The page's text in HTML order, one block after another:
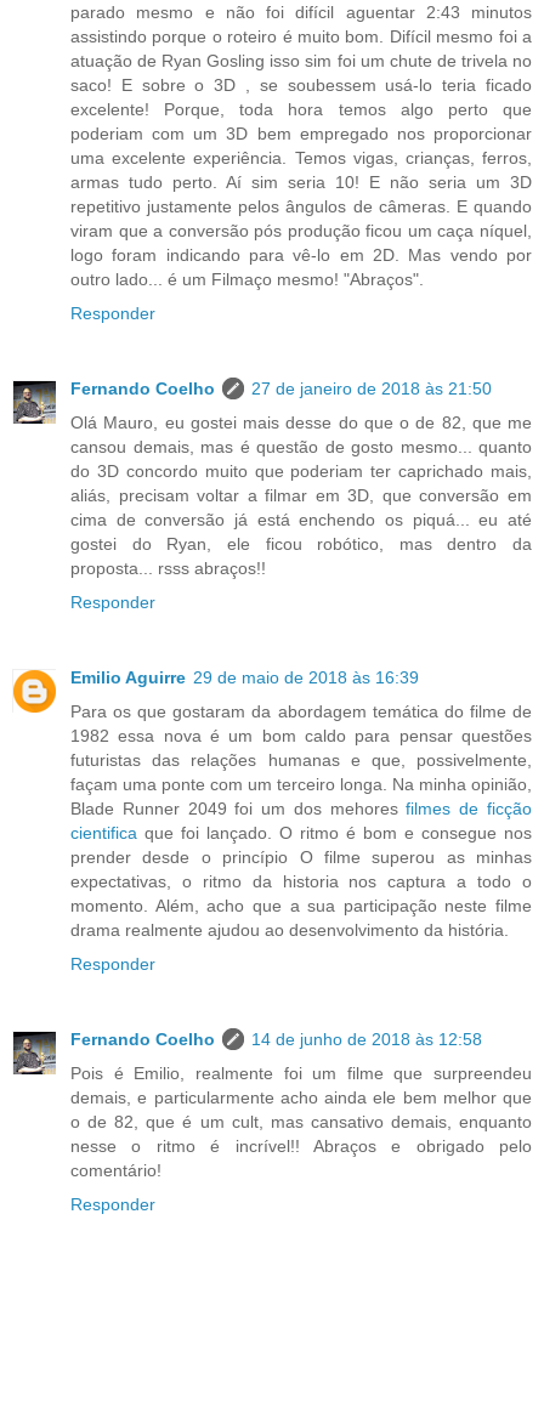
parado mesmo e não foi difícil aguentar 2:43 minutos
assistindo porque o roteiro é muito bom. Difícil mesmo foi a
atuação de Ryan Gosling isso sim foi um chute de trivela no
saco! E sobre o 3D , se soubessem usá-lo teria ficado
excelente! Porque, toda hora temos algo perto que
poderiam com um 3D bem empregado nos proporcionar
uma excelente experiência. Temos vigas, crianças, ferros,
armas tudo perto. Aí sim seria 10! E não seria um 3D
repetitivo justamente pelos ângulos de câmeras. E quando
viram que a conversão pós produção ficou um caça níquel,
logo foram indicando para vê-lo em 2D. Mas vendo por
outro lado... é um Filmaço mesmo! "Abraços".
Responder
Fernando Coelho
27 de janeiro de 2018 às 21:50
Olá Mauro, eu gostei mais desse do que o de 82, que me
cansou demais, mas é questão de gosto mesmo... quanto
do 3D concordo muito que poderiam ter caprichado mais,
aliás, precisam voltar a filmar em 3D, que conversão em
cima de conversão já está enchendo os piquá... eu até
gostei do Ryan, ele ficou robótico, mas dentro da
proposta... rsss abraços!!
Responder
Emilio Aguirre 29 de maio de 2018 às 16:39
Para os que gostaram da abordagem temática do filme de
1982 essa nova é um bom caldo para pensar questões
futuristas das relações humanas e que, possivelmente,
façam uma ponte com um terceiro longa. Na minha opinião,
Blade Runner 2049 foi um dos mehoresfilmes de ficção
cientifica que foi lançado. O ritmo é bom e consegue nos
prender desde o princípio O filme superou as minhas
expectativas, o ritmo da historia nos captura a todo o
momento. Além, acho que a sua participação neste filme
drama realmente ajudou ao desenvolvimento da história.
Responder
Fernando Coelho
14 de junho de 2018 às 12:58
Pois é Emilio, realmente foi um filme que surpreendeu
demais, e particularmente acho ainda ele bem melhor que
o de 82, que é um cult, mas cansativo demais, enquanto
nesse o ritmo é incrível!! Abraços e obrigado pelo
comentário!
Responder